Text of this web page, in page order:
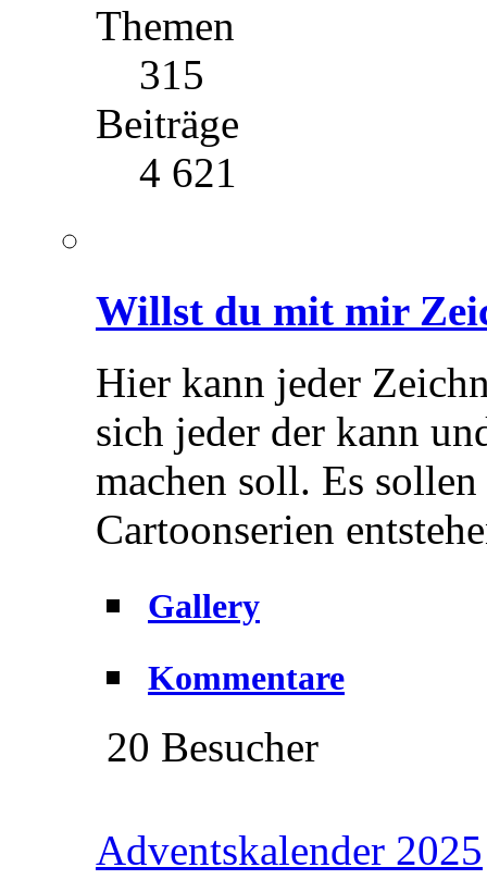
Themen
315
Beiträge
4 621
Willst du mit mir
Hier kann jeder
sich jeder der kann
machen soll. Es
Cartoonserien
Gallery
Kommentare
20 Besucher
Adventskalender 2025